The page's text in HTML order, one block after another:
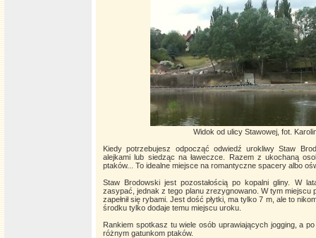
Widok od ulicy Stawowej, fot.
Kiedy potrzebujesz odpocząć odwiedź urokliwy Staw
alejkami lub siedząc na ławeczce. Razem z ukochaną
ptaków... To idealne miejsce na romantyczne spacery albo
Staw Brodowski jest pozostałością po kopalni gliny. W
zasypać, jednak z tego planu zrezygnowano. W tym miejscu
zapełnił się rybami. Jest dość płytki, ma tylko 7 m, ale to
środku tylko dodaje temu miejscu uroku.
Rankiem spotkasz tu wiele osób uprawiających jogging, a
różnym gatunkom ptaków.